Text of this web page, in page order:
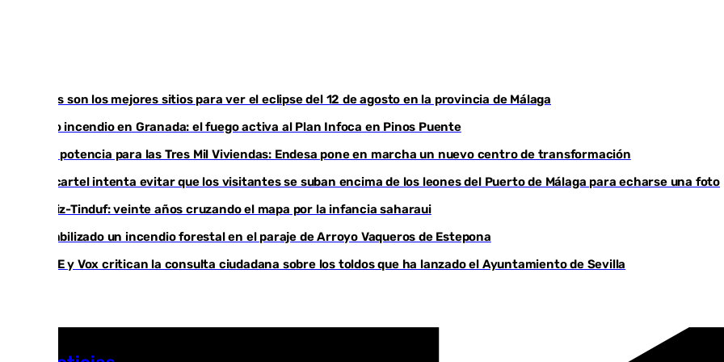
Estos son los mejores sitios para ver el eclipse del 12 de agosto en la provincia de Málaga
Otro incendio en Granada: el fuego activa al Plan Infoca en Pinos Puente
Más potencia para las Tres Mil Viviendas: Endesa pone en marcha un nuevo centro de transformación
Un cartel intenta evitar que los visitantes se suban encima de los leones del Puerto de Málaga para echarse una foto
Cádiz-Tinduf: veinte años cruzando el mapa por la infancia saharaui
Estabilizado un incendio forestal en el paraje de Arroyo Vaqueros de Estepona
PSOE y Vox critican la consulta ciudadana sobre los toldos que ha lanzado el Ayuntamiento de Sevilla